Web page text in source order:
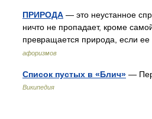
ПРИРОДА — это неустанное
ничто не пропадает, кроме
превращается природа, если
афоризмов
Список пустых в «Блич» —
Википедия